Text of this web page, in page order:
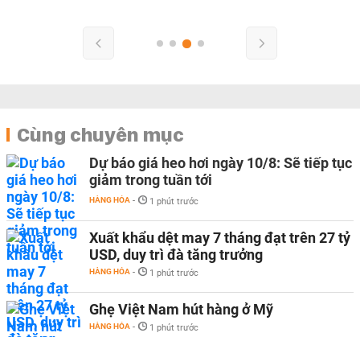
Cùng chuyên mục
Dự báo giá heo hơi ngày 10/8: Sẽ tiếp tục
giảm trong tuần tới
HÀNG HÓA - 1 phút trước
Xuất khẩu dệt may 7 tháng đạt trên 27 tỷ
USD, duy trì đà tăng trưởng
HÀNG HÓA - 1 phút trước
Ghẹ Việt Nam hút hàng ở Mỹ
HÀNG HÓA - 1 phút trước